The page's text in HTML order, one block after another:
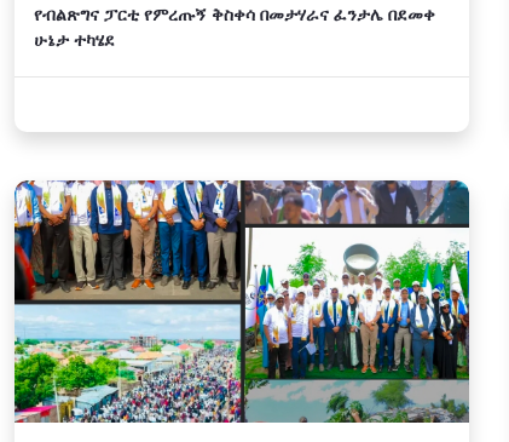
የብልጽግና ፓርቲ የምረጡኝ ቅስቀሳ በመታሃራና ፈንታሌ በደመቀ
ሁኔታ ተካሄደ